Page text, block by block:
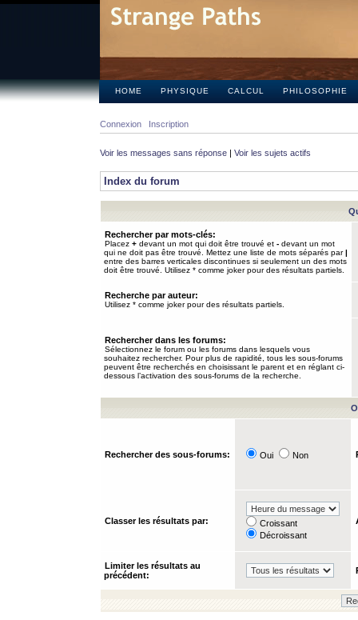
HOME PHYSIQUE CALCUL PHILOSOPHIE
Connexion Inscription
Voir les messages sans réponse | Voir les sujets actifs
Index du forum
Rechercher par mots-clés:
Placez + devant un mot qui doit être trouvé et - devant un mot
qui ne doit pas être trouvé. Mettez une liste de mots séparés par|
entre des barres verticales discontinues si seulement un des mots
doit être trouvé. Utilisez * comme joker pour des résultats partiels.
Recherche par auteur:
Utilisez * comme joker pour des résultats partiels.
Rechercher dans les forums:
Sélectionnez le forum ou les forums dans lesquels vous
souhaitez rechercher. Pour plus de rapidité, tous les sous-forums
peuvent être recherchés en choisissant le parent et en réglant ci-
dessous l’activation des sous-forums de la recherche.
Rechercher des sous-forums: Oui Non
Classer les résultats par:
Croissant
Décroissant
Limiter les résultats au
précédent: